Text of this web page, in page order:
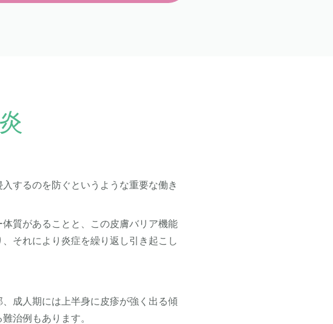
するのを防ぐというような重要な働き
質があることと、この皮膚バリア機能
それにより炎症を繰り返し引き起こし
成人期には上半身に皮疹が強く出る傾
治例もあります。